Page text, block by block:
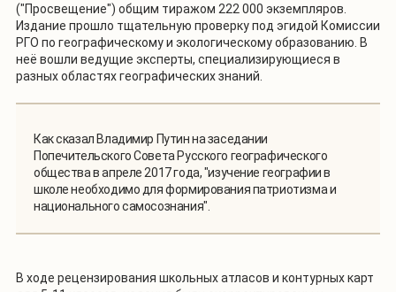
("Просвещение") общим тиражом 222 000 экземпляров.
Издание прошло тщательную проверку под эгидой Комиссии
РГО по географическому и экологическому образованию. В
неё вошли ведущие эксперты, специализирующиеся в
разных областях географических знаний.
Как сказал Владимир Путин на заседании
Попечительского Совета Русского географического
общества в апреле 2017 года, "изучение географии в
школе необходимо для формирования патриотизма и
национального самосознания".
В ходе рецензирования школьных атласов и контурных карт